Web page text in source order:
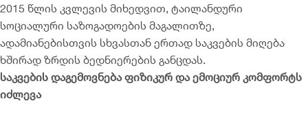
2015 წლის კვლევის მიხედვით, ტაილანდური
სოციალური საზოგადოების მაგალითზე,
ადამიანებისთვის სხვასთან ერთად საკვების მიღება
ხშირად ზრდის ბედნიერების განცდას.
საკვების დაგემოვნება ფიზიკურ და ემოციურ კომფორტს
იძლევა